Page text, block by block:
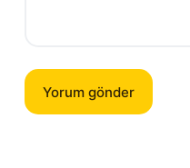
Yorum gönder